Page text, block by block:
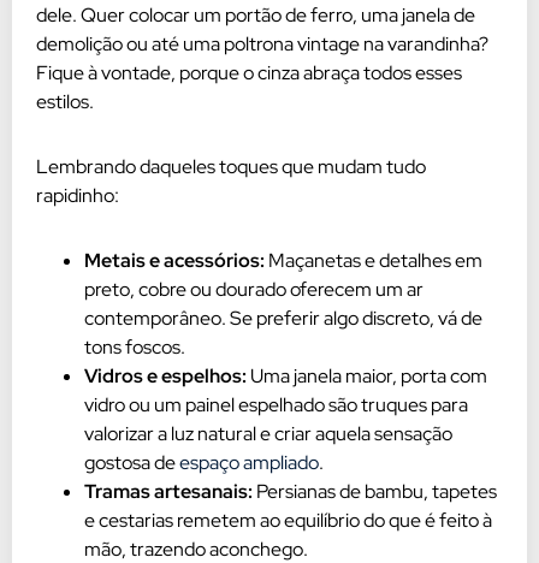
dele. Quer colocar um portão de ferro, uma janela de
demolição ou até uma poltrona vintage na varandinha?
Fique à vontade, porque o cinza abraça todos esses
estilos.
Lembrando daqueles toques que mudam tudo
rapidinho:
Metais e acessórios: Maçanetas e detalhes em
preto, cobre ou dourado oferecem um ar
contemporâneo. Se preferir algo discreto, vá de
tons foscos.
Vidros e espelhos: Uma janela maior, porta com
vidro ou um painel espelhado são truques para
valorizar a luz natural e criar aquela sensação
gostosa deespaço ampliado.
Tramas artesanais: Persianas de bambu, tapetes
e cestarias remetem ao equilíbrio do que é feito à
mão, trazendo aconchego.